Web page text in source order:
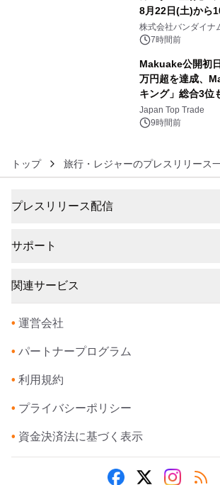
8月22日(土)から
像『UNICORN
BEYOND
株式会社バンダイナ
7時間前
Makuake公開初
万円超を達成、
キング」総合3位
浴シンギングボ
ズ（XL・2XL・
Japan Top Trade
9時間前
トップ 旅行・レジャーのプレスリリース
プレスリリース配信
サポート
関連サービス
• 運営会社
• パートナープログラム
• 利用規約
• プライバシーポリシー
• 資金決済法に基づく表示